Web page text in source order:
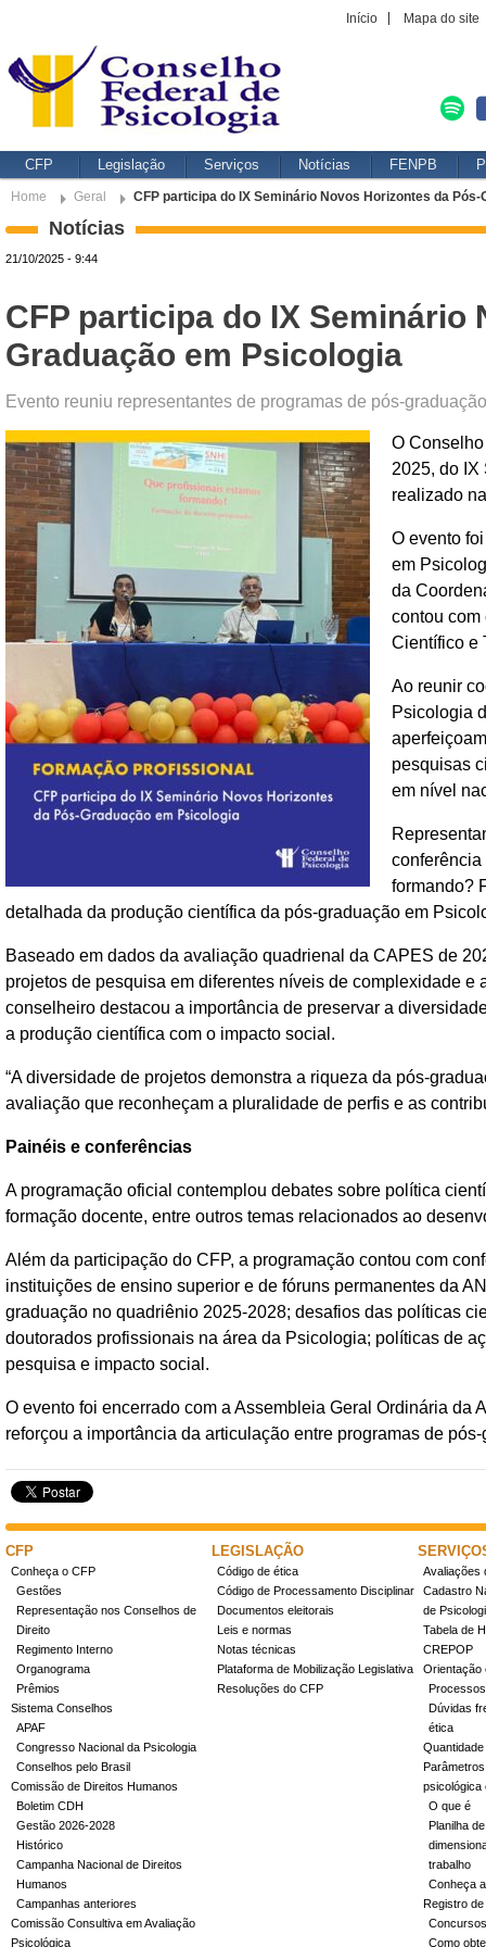
Início Mapa do site
CFP Legislação Serviços Notícias FENPB
Home Geral CFP participa do IX Seminário Novos Horizontes da
Notícias
21/10/2025 - 9:44
CFP participa do IX Seminário
Graduação em Psicologia
Evento reuniu representantes de programas de pós-
O
2025, do
realizado
O evento
em
da
contou
Científico e
Ao reunir
Psicologia
pesquisas
em nível
conferência
formando?
detalhada da produção científica da pós-graduação em
Baseado em dados da avaliação quadrienal da CAPES de
projetos de pesquisa em diferentes níveis de complexidade
conselheiro destacou a importância de preservar a
a produção científica com o impacto social.
“A diversidade de projetos demonstra a riqueza da pós-
avaliação que reconheçam a pluralidade de perfis e as
Painéis e conferências
A programação oficial contemplou debates sobre política
formação docente, entre outros temas relacionados ao
Além da participação do CFP, a programação contou com
instituições de ensino superior e de fóruns permanentes da
graduação no quadriênio 2025-2028; desafios das políticas
doutorados profissionais na área da Psicologia; políticas de
pesquisa e impacto social.
O evento foi encerrado com a Assembleia Geral Ordinária
reforçou a importância da articulação entre programas de
CFP
Conheça o CFP
Gestões
Representação nos Conselhos de
Direito
Regimento Interno
Organograma
Prêmios
Sistema Conselhos
APAF
Congresso Nacional da Psicologia
Conselhos pelo Brasil
Comissão de Direitos Humanos
Boletim CDH
Gestão 2026-2028
Histórico
Campanha Nacional de Direitos
Humanos
Campanhas anteriores
Comissão Consultiva em Avaliação
Psicológica
LEGISLAÇÃO
Código de ética
Código de Processamento Disciplinar
Documentos eleitorais
Leis e normas
Notas técnicas
Plataforma de Mobilização Legislativa
Resoluções do CFP
Avaliações
Cadastro
de
Tabela de
CREPOP
Orientação
Dúvidas
ética
psicológica
O que é
Planilha
trabalho
Conheça
Registro
Concursos
Como